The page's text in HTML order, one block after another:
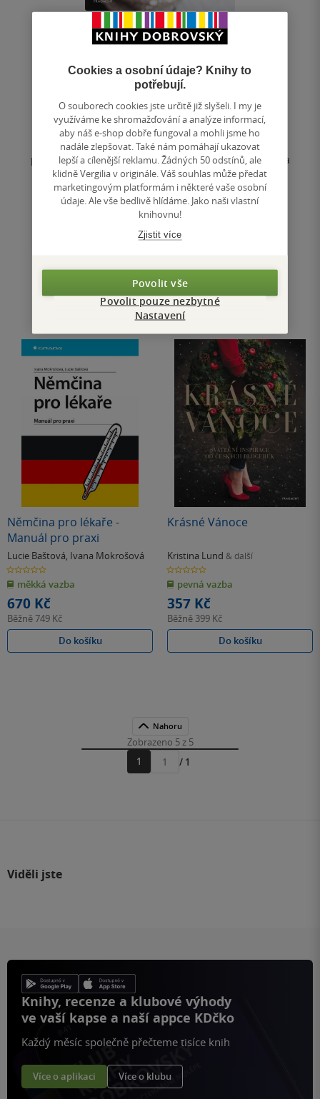
Kouzelné Vánoce
Svatava Vašková
z
5
hvězdiček
E-kniha
Užijte si vánoční čas od adventu až do Tří králů! Již
podruhé spojila známá česká foodblogerka Coolinářka
síly s dalšími předními...
349 Kč
Koupit
Němčina pro lékaře -
Manuál pro praxi
Lucie Baštová, Ivana Mokrošová
0.0
z
5
hvězdiček
měkká vazba
670 Kč
Běžně749 Kč
Do košíku
Krásné Vánoce
Kristina Lund & další
0.0
z
5
hvězdiček
pevná vazba
357 Kč
Běžně 399 Kč
Do košíku
Nahoru
Zobrazeno 5 z 5
1
Přejít
/ 1
Viděli jste
Knihy, recenze a klubové výhody
ve vaší kapse a naší appce KDčko
Každý měsíc společně přečteme tisíce knih
Více o aplikaci Více o klubu
Cookies a osobní údaje? Knihy to
potřebují.
O souborech cookies jste určitě již slyšeli. I my je
využíváme ke shromažďování a analýze informací,
aby náš e-shop dobře fungoval a mohli jsme ho
nadále zlepšovat. Také nám pomáhají ukazovat
lepší a cílenější reklamu. Žádných 50 odstínů, ale
klidně Vergilia v originále. Váš souhlas může předat
marketingovým platformám i některé vaše osobní
údaje. Ale vše bedlivě hlídáme. Jako naši vlastní
knihovnu!
Zjistit více
Povolit vše
Povolit pouze nezbytné
Nastavení